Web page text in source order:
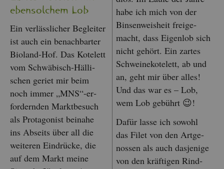
eben­sol­chem Lob
Ein ver­läss­li­cher Be­glei­ter
ist auch ein be­nach­bar­ter
Bio­land-Hof. Das Ko­te­lett
vom Schwä­bisch-Häl­li­
schen ge­riet mir beim
noch immer „MNS“-er­
for­dern­den Markt­be­such
als Prot­ago­nist bei­na­he
ins Ab­seits über all die
wei­te­ren Ein­drü­cke, die
auf dem Markt meine
habe ich mich von der
Bin­sen­weis­heit frei­ge­
macht, dass Ei­gen­lob sich
nicht ge­hört. Ein zar­tes
Schwei­ne­ko­te­lett, ab und
an, geht mir über alles!
Und das war es – Lob,
wem Lob ge­bührt 😉!
Dafür lasse ich so­wohl
das Filet von den Art­ge­
nos­sen als auch das­je­ni­ge
von den kräf­ti­gen Rind­